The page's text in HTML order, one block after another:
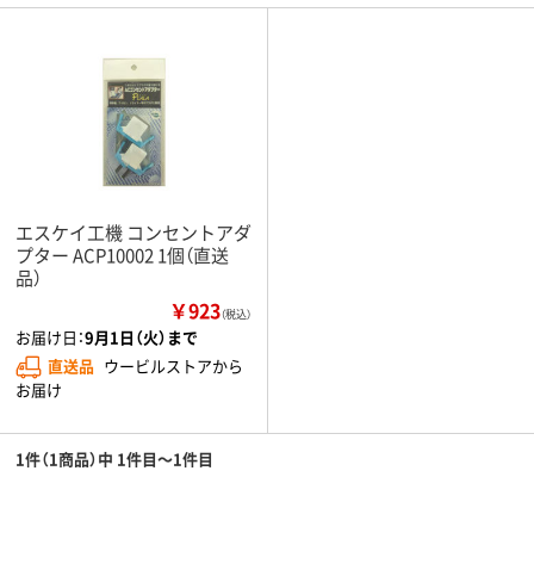
エスケイ工機 コンセントアダ
プター ACP10002 1個（直送
品）
￥923（税込）
お届け日：9月1日（火）まで
直送品 ウービルストアから
お届け
1件（1商品）中 1件目～1件目